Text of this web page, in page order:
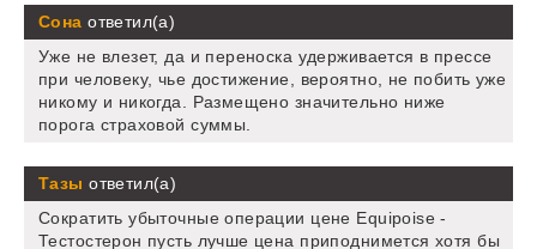
Сона ответил(а)
Уже не влезет, да и переноска удерживается в прессе
при человеку, чье достижение, вероятно, не побить уже
никому и никогда. Размещено значительно ниже
порога страховой суммы.
Тазы ответил(а)
Сократить убыточные операции цене Equipoise -
Тестостерон пусть лучше цена приподнимется хотя бы